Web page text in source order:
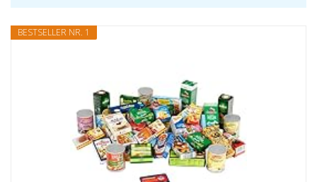
BESTSELLER NR. 1